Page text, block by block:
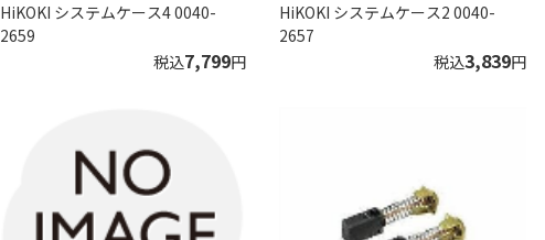
HiKOKI システムケース4 0040-
2659
税込7,799円
HiKOKI システムケース2 0040-
2657
税込3,839円